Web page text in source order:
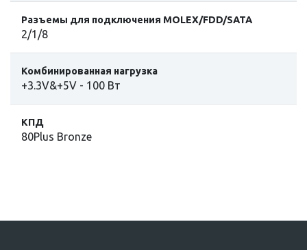
Разъемы для подключения MOLEX/FDD/SATA
2/1/8
Комбинированная нагрузка
+3.3V&+5V - 100 Вт
КПД
80Plus Bronze